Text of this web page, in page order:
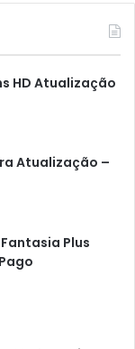
HD Atualização
Atualização –
Plus